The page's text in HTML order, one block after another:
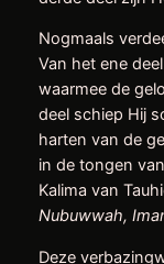
Nogmaals
Van het ene
waarmee de
deel schiep Hij
harten van de
in de tongen
Kalima van
Nubuwwah,
Deze